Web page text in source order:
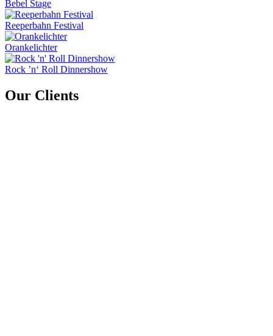
Bebel Stage
Reeperbahn Festival
Orankelichter
Rock ’n‘ Roll Dinnershow
Our Clients